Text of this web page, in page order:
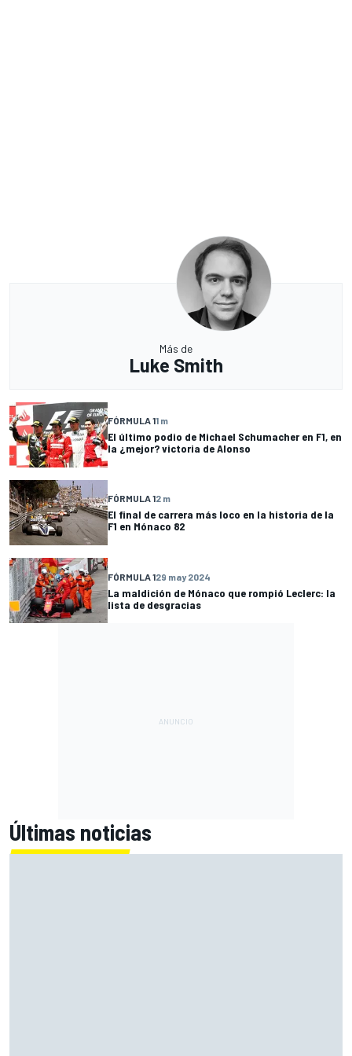
Más de
Luke Smith
FÓRMULA 11 m
El último podio de Michael Schumacher en F1, en
la ¿mejor? victoria de Alonso
FÓRMULA 12 m
El final de carrera más loco en la historia de la
F1 en Mónaco 82
FÓRMULA 129 may 2024
La maldición de Mónaco que rompió Leclerc: la
lista de desgracias
Últimas noticias